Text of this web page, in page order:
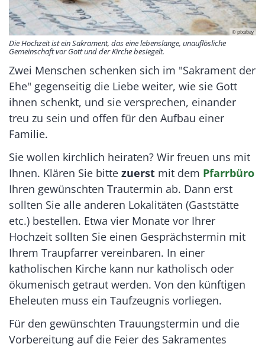
© pixabay
Die Hochzeit ist ein Sakrament, das eine lebenslange, unauflösliche
Gemeinschaft vor Gott und der Kirche besiegelt.
Zwei Menschen schenken sich im "Sakrament der
Ehe" gegenseitig die Liebe weiter, wie sie Gott
ihnen schenkt, und sie versprechen, einander
treu zu sein und offen für den Aufbau einer
Familie.
Sie wollen kirchlich heiraten? Wir freuen uns mit
Ihnen. Klären Sie bitte zuerst mit dem Pfarrbüro
Ihren gewünschten Trautermin ab. Dann erst
sollten Sie alle anderen Lokalitäten (Gaststätte
etc.) bestellen. Etwa vier Monate vor Ihrer
Hochzeit sollten Sie einen Gesprächstermin mit
Ihrem Traupfarrer vereinbaren. In einer
katholischen Kirche kann nur katholisch oder
ökumenisch getraut werden. Von den künftigen
Eheleuten muss ein Taufzeugnis vorliegen.
Für den gewünschten Trauungstermin und die
Vorbereitung auf die Feier des Sakramentes